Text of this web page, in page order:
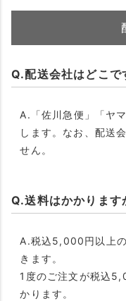
Q.配送会社はどこで
A.「佐川急便」「ヤ
します。なお、配送
せん。
Q.送料はかかります
A.税込5,000円以上
きます。
1度のご注文が税込
かります。